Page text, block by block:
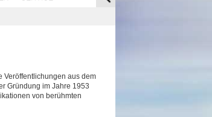
Veröffentlichungen aus dem
Gründung im Jahre 1953
von berühmten